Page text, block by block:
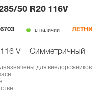
50 R20 116V
в наличии
116 V Симметричный
для внедорожников